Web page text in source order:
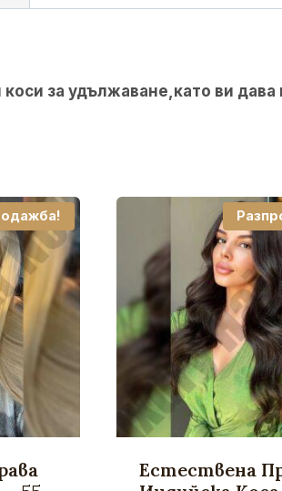
за удължаване,като ви
Естествена